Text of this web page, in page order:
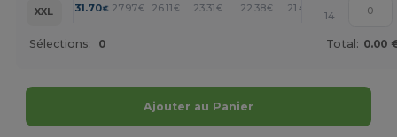
XXL
31.70€ 27.97€ 26.11€ 23.31€ 22.38€ 21.45
14
Sélections: 0 Total: 0.00
Ajouter au Panier